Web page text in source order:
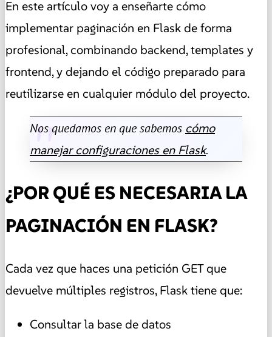
En este artículo voy a enseñarte cómo
implementar paginación en Flask de forma
profesional, combinando backend, templates y
frontend, y dejando el código preparado para
reutilizarse en cualquier módulo del proyecto.
Nos quedamos en que sabemos cómo
manejar configuraciones en Flask.
¿POR QUÉ ES NECESARIA LA
PAGINACIÓN EN FLASK?
Cada vez que haces una petición GET que
devuelve múltiples registros, Flask tiene que:
Consultar la base de datos